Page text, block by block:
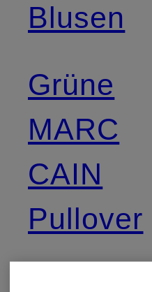
Blusen
Grüne
MARC
CAIN
Pullover